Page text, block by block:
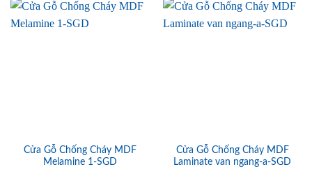
Cửa Gỗ Chống Cháy MDF
Melamine 1-SGD
Cửa Gỗ Chống Cháy MDF
Laminate van ngang-a-SGD